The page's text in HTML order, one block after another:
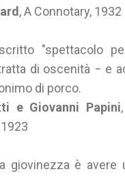
, A Connotary, 1932
"spettacolo
di oscenità − e
di porco.
e Giovanni Papini
giovinezza è avere